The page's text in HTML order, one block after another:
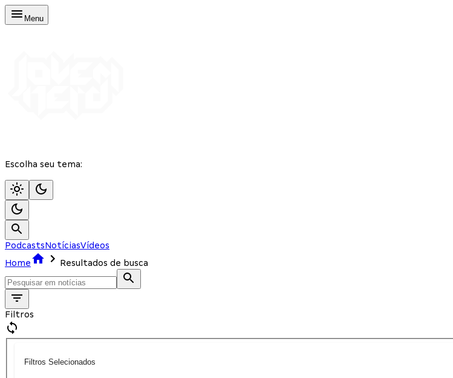
Menu
Escolha seu tema:
PodcastsNotíciasVídeos
Home
Resultados de busca
Filtros
Filtros Selecionados